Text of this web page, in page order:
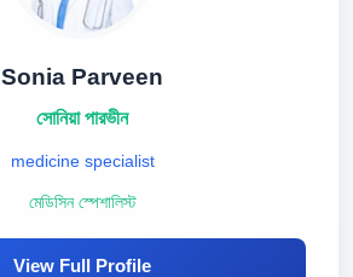
Sonia Parveen
সোনিয়া পারভীন
medicine specialist
মেডিসিন স্পেশালিস্ট
View Full Profile